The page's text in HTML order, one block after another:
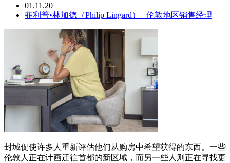
01.11.20
菲利普•林加德（Philip Lingard） –伦敦地区销售经理
封城促使许多人重新评估他们从购房中希望获得的东西。一些
伦敦人正在计画迁往首都的新区域，而另一些人则正在寻找更